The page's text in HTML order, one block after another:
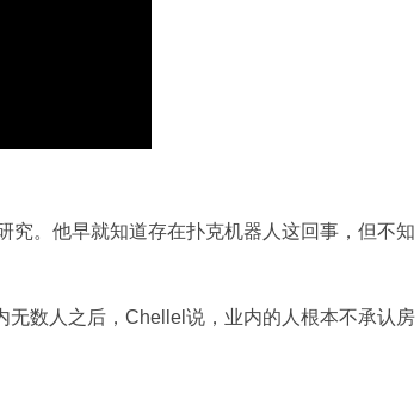
。他早就知道存在扑克机器人这回事，但不知
数人之后，Chellel说，业内的人根本不承认房